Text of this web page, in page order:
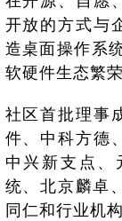
开放的方式与
造桌面操作系
软硬件生态繁荣
社区首批理事
件、中科方德
中兴新支点
统、北京麟卓
同仁和行业机构